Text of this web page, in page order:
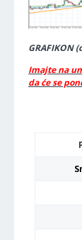
GRAFIKON
Imajte na
da će se